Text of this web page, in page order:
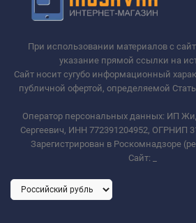
При использовании материалов с
указание прямой ссылки на
Сайт носит сугубо информационный
публичной офертой, определяемой
Оператор персональных данных: ИП
Сергеевич, ИНН 772391204952, ОГРНИП
Зарегистрирован в Роскомнадзоре
Сайт: